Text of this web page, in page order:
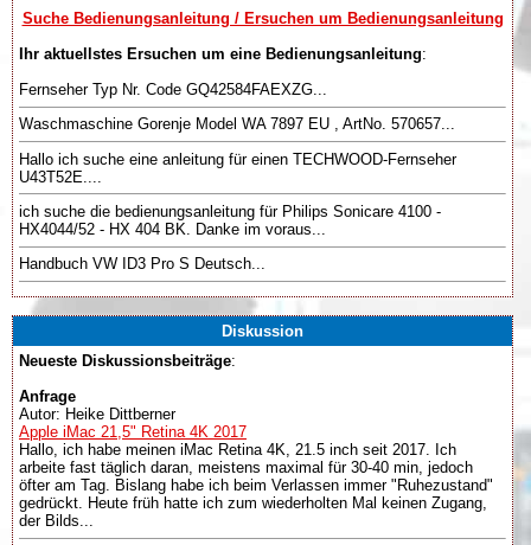
Suche Bedienungsanleitung / Ersuchen um Bedienungsanleitung
Ihr aktuellstes Ersuchen um eine Bedienungsanleitung:
Fernseher Typ Nr. Code GQ42584FAEXZG...
Waschmaschine Gorenje Model WA 7897 EU , ArtNo. 570657...
Hallo ich suche eine anleitung für einen TECHWOOD-Fernseher
U43T52E....
ich suche die bedienungsanleitung für Philips Sonicare 4100 -
HX4044/52 - HX 404 BK. Danke im voraus...
Handbuch VW ID3 Pro S Deutsch...
Diskussion
Neueste Diskussionsbeiträge:
Anfrage
Autor: Heike Dittberner
Apple iMac 21,5" Retina 4K 2017
Hallo, ich habe meinen iMac Retina 4K, 21.5 inch seit 2017. Ich
arbeite fast täglich daran, meistens maximal für 30-40 min, jedoch
öfter am Tag. Bislang habe ich beim Verlassen immer "Ruhezustand"
gedrückt. Heute früh hatte ich zum wiederholten Mal keinen Zugang,
der Bilds...